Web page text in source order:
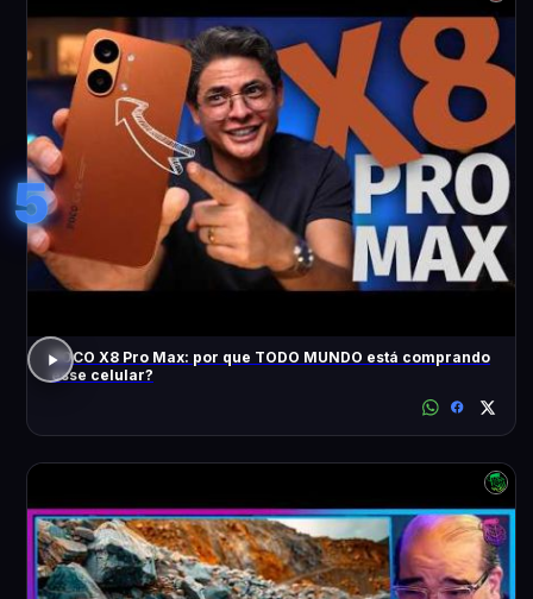
5
POCO X8 Pro Max: por que TODO MUNDO está comprando
esse celular?